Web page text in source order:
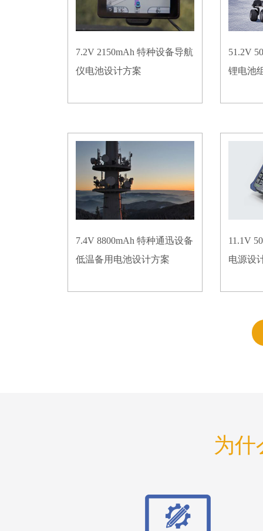
7.2V 2150mAh 特种设备导航
仪电池设计方案
51.2V
锂电池
7.4V 8800mAh 特种通迅设备
低温备用电池设计方案
11.1V
电源设
为什